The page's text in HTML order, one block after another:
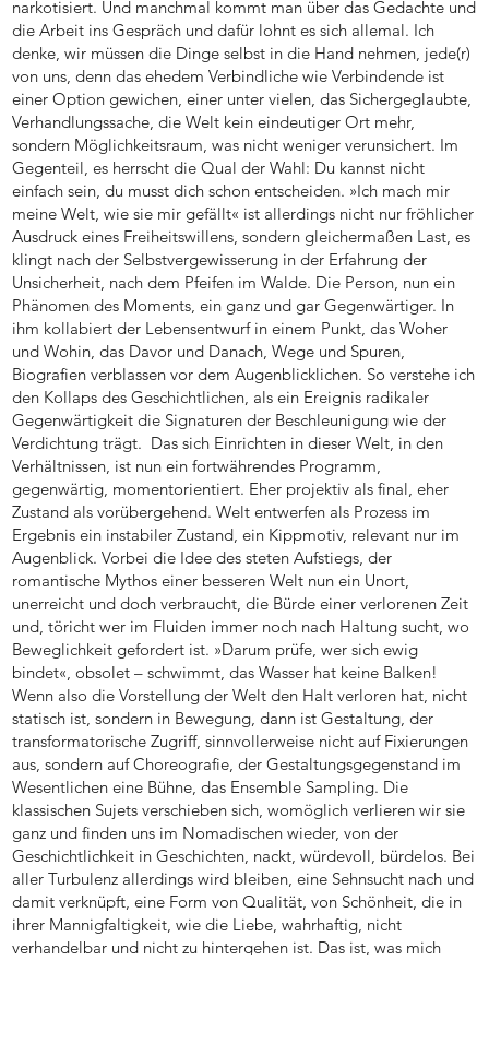
narkotisiert. Und manchmal kommt man über das Gedachte und
die Arbeit ins Gespräch und dafür lohnt es sich allemal. Ich
denke, wir müssen die Dinge selbst in die Hand nehmen, jede(r)
von uns, denn das ehedem Verbindliche wie Verbindende ist
einer Option gewichen, einer unter vielen, das Sichergeglaubte,
Verhandlungssache, die Welt kein eindeutiger Ort mehr,
sondern Möglichkeitsraum, was nicht weniger verunsichert. Im
Gegenteil, es herrscht die Qual der Wahl: Du kannst nicht
einfach sein, du musst dich schon entscheiden. »Ich mach mir
meine Welt, wie sie mir gefällt« ist allerdings nicht nur fröhlicher
Ausdruck eines Freiheitswillens, sondern gleichermaßen Last, es
klingt nach der Selbstvergewisserung in der Erfahrung der
Unsicherheit, nach dem Pfeifen im Walde. Die Person, nun ein
Phänomen des Moments, ein ganz und gar Gegenwärtiger. In
ihm kollabiert der Lebensentwurf in einem Punkt, das Woher
und Wohin, das Davor und Danach, Wege und Spuren,
Biografien verblassen vor dem Augenblicklichen. So verstehe ich
den Kollaps des Geschichtlichen, als ein Ereignis radikaler
Gegenwärtigkeit die Signaturen der Beschleunigung wie der
Verdichtung trägt. Das sich Einrichten in dieser Welt, in den
Verhältnissen, ist nun ein fortwährendes Programm,
gegenwärtig, momentorientiert. Eher projektiv als final, eher
Zustand als vorübergehend. Welt entwerfen als Prozess im
Ergebnis ein instabiler Zustand, ein Kippmotiv, relevant nur im
Augenblick. Vorbei die Idee des steten Aufstiegs, der
romantische Mythos einer besseren Welt nun ein Unort,
unerreicht und doch verbraucht, die Bürde einer verlorenen Zeit
und, töricht wer im Fluiden immer noch nach Haltung sucht, wo
Beweglichkeit gefordert ist. »Darum prüfe, wer sich ewig
bindet«, obsolet – schwimmt, das Wasser hat keine Balken!
Wenn also die Vorstellung der Welt den Halt verloren hat, nicht
statisch ist, sondern in Bewegung, dann ist Gestaltung, der
transformatorische Zugriff, sinnvollerweise nicht auf Fixierungen
aus, sondern auf Choreografie, der Gestaltungsgegenstand im
Wesentlichen eine Bühne, das Ensemble Sampling. Die
klassischen Sujets verschieben sich, womöglich verlieren wir sie
ganz und finden uns im Nomadischen wieder, von der
Geschichtlichkeit in Geschichten, nackt, würdevoll, bürdelos. Bei
aller Turbulenz allerdings wird bleiben, eine Sehnsucht nach und
damit verknüpft, eine Form von Qualität, von Schönheit, die in
ihrer Mannigfaltigkeit, wie die Liebe, wahrhaftig, nicht
verhandelbar und nicht zu hintergehen ist. Das ist, was mich